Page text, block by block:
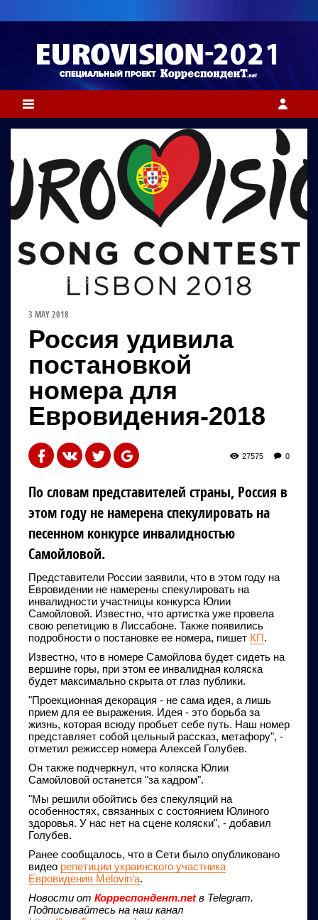
ФОТО: EUROVISION.TV
3 MAY 2018
Россия удивила
постановкой
номера для
Евровидения-2018
27575 0
По словам представителей страны, Россия в
этом году не намерена спекулировать на
песенном конкурсе инвалидностью
Самойловой.
Представители России заявили, что в этом году на
Евровидении не намерены спекулировать на
инвалидности участницы конкурса Юлии
Самойловой. Известно, что артистка уже провела
свою репетицию в Лиссабоне. Также появились
подробности о постановке ее номера, пишет КП.
Известно, что в номере Самойлова будет сидеть на
вершине горы, при этом ее инвалидная коляска
будет максимально скрыта от глаз публики.
"Проекционная декорация - не сама идея, а лишь
прием для ее выражения. Идея - это борьба за
жизнь, которая всюду пробьет себе путь. Наш номер
представляет собой цельный рассказ, метафору", -
отметил режиссер номера Алексей Голубев.
Он также подчеркнул, что коляска Юлии
Самойловой останется "за кадром".
"Мы решили обойтись без спекуляций на
особенностях, связанных с состоянием Юлиного
здоровья. У нас нет на сцене коляски", - добавил
Голубев.
Ранее сообщалось, что в Сети было опубликовано
видео репетиции украинского участника
Евровидения Melovin'a.
Новости от Корреспондент.netв Telegram.
Подписывайтесь на наш канал